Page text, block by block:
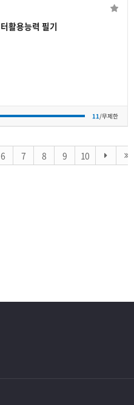
활용능력 필기
11/무제한
한
6 7 8 9 10